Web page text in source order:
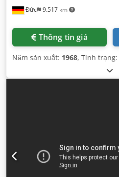
Đức 9.517 km
Thông tin giá
Năm sản xuất: 1968, Tình trạng: